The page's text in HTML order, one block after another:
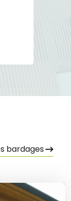
bardages